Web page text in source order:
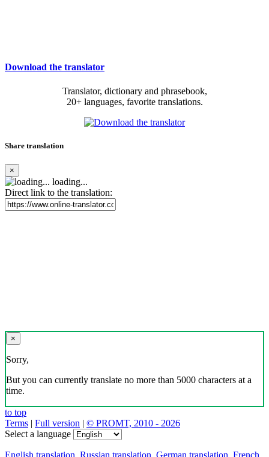
Download the translator
Translator, dictionary and phrasebook,
20+ languages, favorite translations.
Share translation
×
loading...
Direct link to the translation:
×
Sorry,
But you can currently translate no more than 5000 characters at a
time.
to top
Terms | Full version | © PROMT, 2010 - 2026
Select a language
English translation, Russian translation, German translation, French